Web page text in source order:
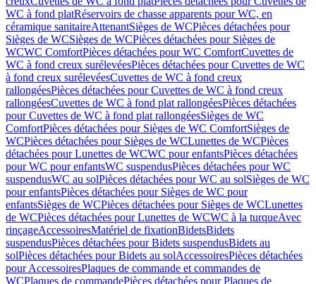
WC à fond platRéservoirs de chasse apparents pour WC, en
céramique sanitaireAttenantSièges de WCPièces détachées pour
Sièges de WCSièges de WCPièces détachées pour Sièges de
WCWC ComfortPièces détachées pour WC ComfortCuvettes de
WC à fond creux surélevéesPièces détachées pour Cuvettes de WC
à fond creux surélevéesCuvettes de WC à fond creux
rallongéesPièces détachées pour Cuvettes de WC à fond creux
rallongéesCuvettes de WC à fond plat rallongéesPièces détachées
pour Cuvettes de WC à fond plat rallongéesSièges de WC
ComfortPièces détachées pour Sièges de WC ComfortSièges de
WCPièces détachées pour Sièges de WCLunettes de WCPièces
détachées pour Lunettes de WCWC pour enfantsPièces détachées
pour WC pour enfantsWC suspendusPièces détachées pour WC
suspendusWC au solPièces détachées pour WC au solSièges de WC
pour enfantsPièces détachées pour Sièges de WC pour
enfantsSièges de WCPièces détachées pour Sièges de WCLunettes
de WCPièces détachées pour Lunettes de WCWC à la turqueAvec
rinçageAccessoiresMatériel de fixationBidetsBidets
suspendusPièces détachées pour Bidets suspendusBidets au
solPièces détachées pour Bidets au solAccessoiresPièces détachées
pour AccessoiresPlaques de commande et commandes de
WCPlaques de commandePièces détachées pour Plaques de